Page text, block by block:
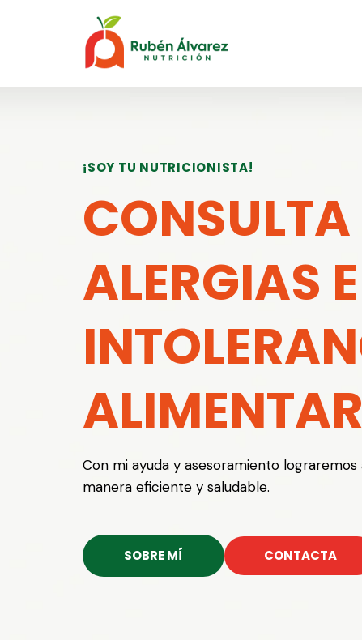
contenido
¡SOY TU NUTRICIONISTA!
ALERGIAS E
Con mi ayuda y asesoramiento
manera eficiente y saludable.
SOBRE MÍ CONTACTA